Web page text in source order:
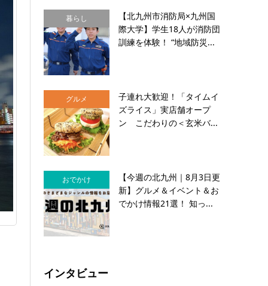
暮らし
【北九州市消防局×九州国
際大学】学生18人が消防団
訓練を体験！ “地域防災...
グルメ
子連れ大歓迎！「タイムイ
ズライス」実店舗オープ
ン こだわりの＜玄米バ...
おでかけ
【今週の北九州｜8月3日更
新】グルメ＆イベント＆お
でかけ情報21選！ 知っ...
インタビュー